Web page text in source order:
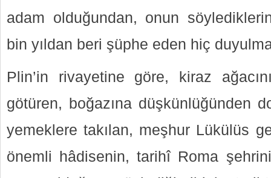
adam olduğundan, onun
bin yıldan beri şüphe eden hiç
Plin’in rivayetine göre, kiraz
götüren, boğazına düşkünlüğünden
yemeklere takılan, meşhur Lükülüs
önemli hâdisenin, tarihî Roma